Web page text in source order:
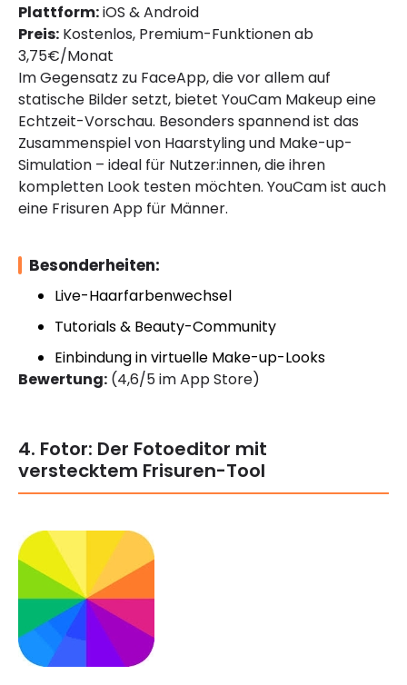
Plattform:iOS & Android
Preis: Kostenlos, Premium-Funktionen ab
3,75€/Monat
Im Gegensatz zu FaceApp, die vor allem auf
statische Bilder setzt, bietet YouCam Makeup eine
Echtzeit-Vorschau. Besonders spannend ist das
Zusammenspiel von Haarstyling und Make-up-
Simulation – ideal für Nutzer:innen, die ihren
kompletten Look testen möchten. YouCam ist auch
eine Frisuren App für Männer.
Besonderheiten:
Live-Haarfarbenwechsel
Tutorials & Beauty-Community
Einbindung in virtuelle Make-up-Looks
Bewertung: (4,6/5 im App Store)
4. Fotor: Der Fotoeditor mit
verstecktem Frisuren-Tool